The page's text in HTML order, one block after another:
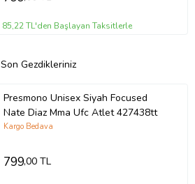
85,22 TL'den Başlayan Taksitlerle
Son Gezdikleriniz
Presmono Unisex Siyah Focused
Nate Diaz Mma Ufc Atlet 427438tt
Kargo Bedava
799,00 TL